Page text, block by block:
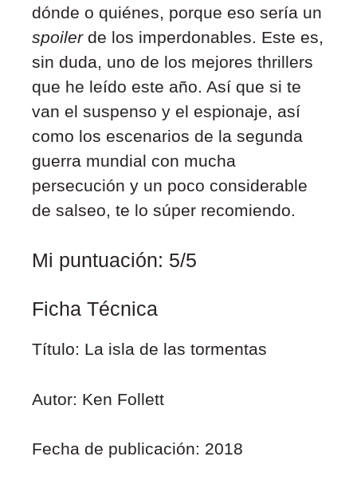
dónde o quiénes, porque eso sería un
spoilerde los imperdonables. Este es,
sin duda, uno de los mejores thrillers
que he leído este año. Así que si te
van el suspenso y el espionaje, así
como los escenarios de la segunda
guerra mundial con mucha
persecución y un poco considerable
de salseo, te lo súper recomiendo.
Mi puntuación: 5/5
Ficha Técnica
Título: La isla de las tormentas
Autor: Ken Follett
Fecha de publicación: 2018